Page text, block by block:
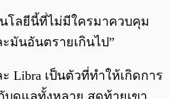
โลยีนี้ที่ไม่มีใครมาควบคุม
ะมันอันตรายเกินไป”
Libra เป็นตัวที่ทำให้เกิดการ
ดูแลทั้งหลาย สุดท้ายเขา